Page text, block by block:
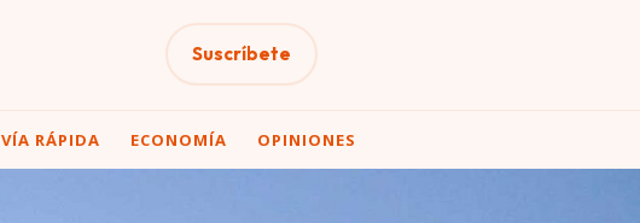
Suscríbete
VÍA RÁPIDA ECONOMÍA OPINIONES